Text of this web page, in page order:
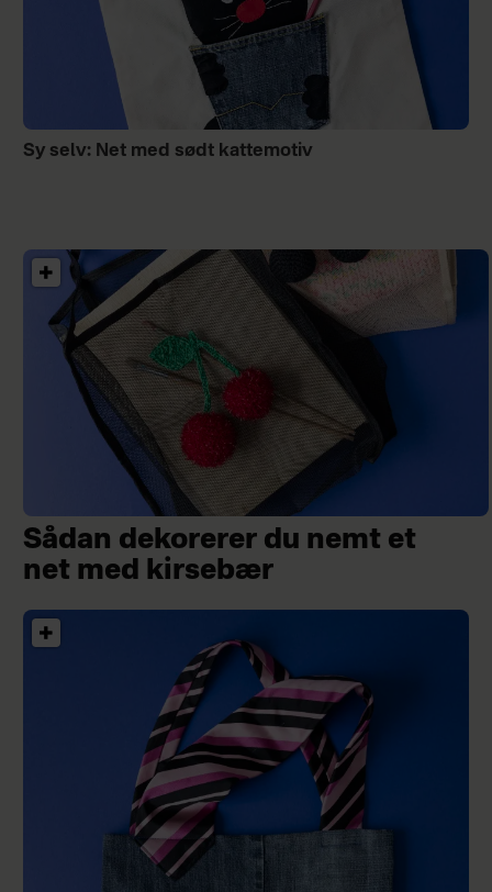
Sy selv: Net med sødt kattemotiv
Sådan dekorerer du nemt et
net med kirsebær